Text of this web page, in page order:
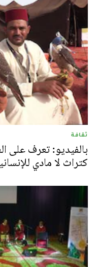
ثقافة
بالفيديو: تعرف على
كتراث لا مادي